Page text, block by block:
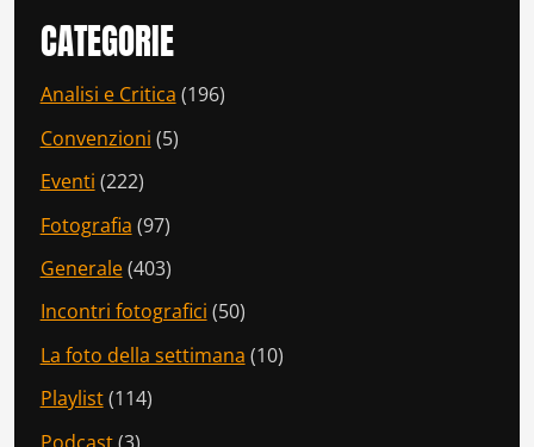
CATEGORIE
Analisi e Critica (196)
Convenzioni (5)
Eventi (222)
Fotografia (97)
Generale(403)
Incontri fotografici (50)
La foto della settimana (10)
Playlist(114)
Podcast(3)